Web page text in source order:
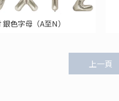
銀色字母（A至N）
上一頁